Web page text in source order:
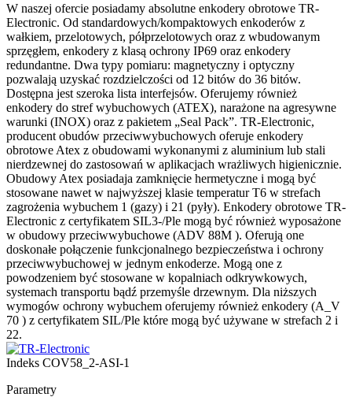
W naszej ofercie posiadamy absolutne enkodery obrotowe TR-
Electronic. Od standardowych/kompaktowych enkoderów z
wałkiem, przelotowych, półprzelotowych oraz z wbudowanym
sprzęgłem, enkodery z klasą ochrony IP69 oraz enkodery
redundantne. Dwa typy pomiaru: magnetyczny i optyczny
pozwalają uzyskać rozdzielczości od 12 bitów do 36 bitów.
Dostępna jest szeroka lista interfejsów. Oferujemy również
enkodery do stref wybuchowych (ATEX), narażone na agresywne
warunki (INOX) oraz z pakietem „Seal Pack”. TR-Electronic,
producent obudów przeciwwybuchowych oferuje enkodery
obrotowe Atex z obudowami wykonanymi z aluminium lub stali
nierdzewnej do zastosowań w aplikacjach wrażliwych higienicznie.
Obudowy Atex posiadaja zamknięcie hermetyczne i mogą być
stosowane nawet w najwyższej klasie temperatur T6 w strefach
zagrożenia wybuchem 1 (gazy) i 21 (pyły). Enkodery obrotowe TR-
Electronic z certyfikatem SIL3-/Ple mogą być również wyposażone
w obudowy przeciwwybuchowe (ADV 88M ). Oferują one
doskonałe połączenie funkcjonalnego bezpieczeństwa i ochrony
przeciwwybuchowej w jednym enkoderze. Mogą one z
powodzeniem być stosowane w kopalniach odkrywkowych,
systemach transportu bądź przemyśle drzewnym. Dla niższych
wymogów ochrony wybuchem oferujemy również enkodery (A_V
70 ) z certyfikatem SIL/Ple które mogą być używane w strefach 2 i
22.
Indeks COV58_2-ASI-1
Parametry